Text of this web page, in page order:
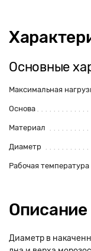
Основные
Максимальная
Основа
Материал
Диаметр
Рабочая
Описание
Диаметр в